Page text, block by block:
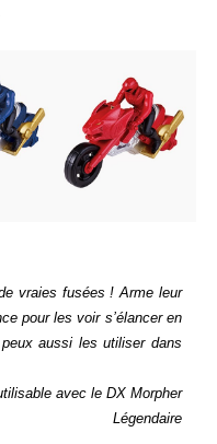
vraies fusées ! Arme leur
pour les voir s’élancer en
aussi les utiliser dans
avec le DX Morpher
Légendaire